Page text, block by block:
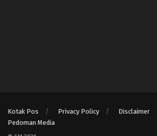
Kotak Pos Privacy Policy
Disclaimer
Pedoman Media